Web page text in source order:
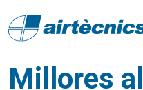
Millores